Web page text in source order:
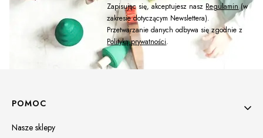
Zapisując się, akceptujesz nasz Regulamin (w
zakresie dotyczącym Newslettera).
Przetwarzanie danych odbywa się zgodnie z
Polityką prywatności.
Linki w stopce
POMOC
Nasze sklepy